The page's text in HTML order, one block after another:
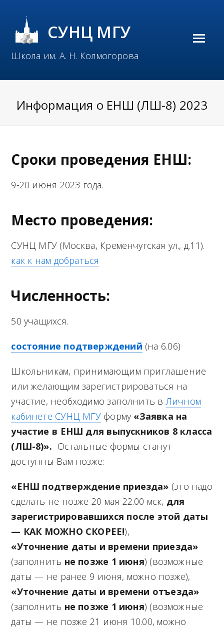
СУНЦ МГУ
Школа им. А. Н. Колмогорова
O
e
M
Информация о ЕНШ (ЛШ-8) 2023
Сроки проведения ЕНШ:
9-20 июня 2023 года.
Место проведения:
СУНЦ МГУ (Москва, Кременчугская ул., д.11).
как к нам добраться
Численность:
50 учащихся.
состояние подтверждений (на 6.06)
Школьникам, принимающим приглашение
или желающим зарегистрироваться на
участие, необходимо заполнить вЛичном
кабинете СУНЦ МГУформу «Заявка на
участие в ЕНШ для выпускников 8 класса
(ЛШ-8)». Остальные формы станут
доступны Вам позже:
«ЕНШ подтверждение приезда» (это надо
сделать не позже 20 мая 22.00 мск, для
зарегистрировавшихся после этой даты
— КАК МОЖНО СКОРЕЕ!),
«Уточнение даты и времени приезда»
(заполнить не позже 1 июня) (возможные
даты — не ранее 9 июня, можно позже),
«Уточнение даты и времени отъезда»
(заполнить не позже 1 июня) (возможные
даты — не позже 21 июня 10.00, можно